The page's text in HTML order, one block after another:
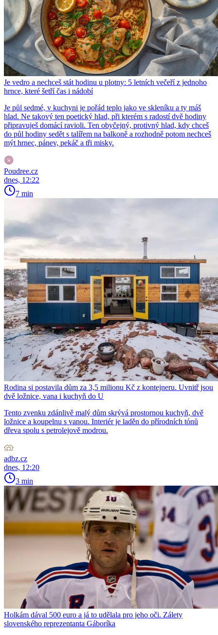
Je vedro a nechceš stát hodinu u plotny: 5 letních večeří z jednoho
hrnce, které šetří čas i nádobí
Je půl sedmé, v kuchyni je pořád teplo jako ve skleníku a ty máš
hlad. Ne takový ten poetický hlad, při kterém s radostí dvě hodiny
připravuješ domácí ravioli. Ten obyčejný, protivný hlad, kdy chceš
do půl hodiny sedět s talířem na balkoně a rozhodně potom nechceš
mýt hrnec, pánev, pekáč a tři misky.
Poudree.cz
dnes, 12:22
7 min
Rodina si postavila dům za 3,5 milionu Kč z kontejneru. Uvnitř jsou
dvě ložnice, vana i kuchyň do U
Tento zvenku zdánlivě malý dům skrývá prostornou kuchyň, dvě
ložnice a koupelnu s vanou. Interiér je laděn do přírodních tónů
dřeva spolu s petrolejově modrou.
adbz.cz
dnes, 12:20
3 min
Holkám dával 500 euro a já to udělala pro jeho oči. Zálety
slovenského reprezentanta Gáboríka